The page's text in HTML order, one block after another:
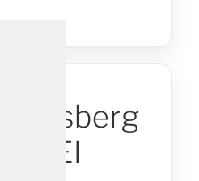
Piesberg